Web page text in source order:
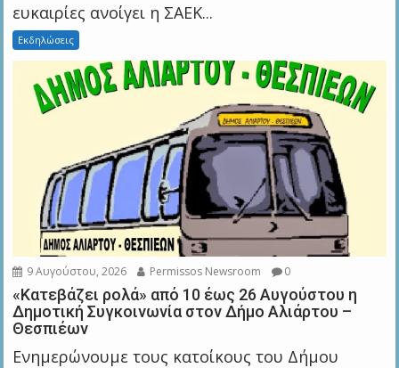
ευκαιρίες ανοίγει η ΣΑΕΚ...
Εκδηλώσεις
9 Αυγούστου, 2026 Permissos Newsroom 0
«Κατεβάζει ρολά» από 10 έως 26 Αυγούστου η
Δημοτική Συγκοινωνία στον Δήμο Αλιάρτου –
Θεσπιέων
Ενημερώνουμε τους κατοίκους του Δήμου